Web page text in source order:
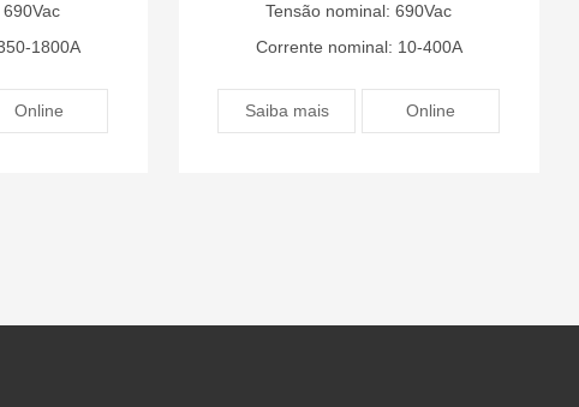
1800A
Online
Tensão nominal: 690Vac
Corrente nominal: 10-400A
Saiba mais Online